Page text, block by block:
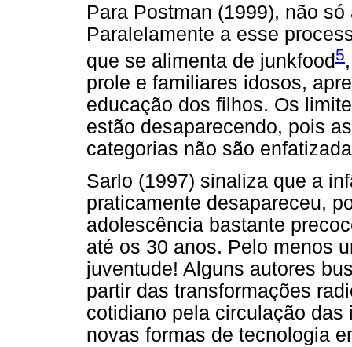
Para Postman (1999), não
Paralelamente a esse
que se alimenta de junkfood 5
prole e familiares idosos,
educação dos filhos. Os
estão desaparecendo, pois
categorias não são
Sarlo (1997) sinaliza que a
praticamente desapareceu,
adolescência bastante
até os 30 anos. Pelo menos
juventude! Alguns autores
partir das transformações
cotidiano pela circulação
novas formas de tecnologia